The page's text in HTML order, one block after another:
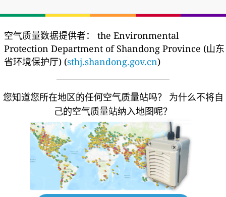
空气质量数据提供者：
the Environmental
Protection Department of Shandong Province (山东
省环境保护厅) (sthj.shandong.gov.cn)
您知道您所在地区的任何空气质量站吗？
为什么不将自
己的空气质量站纳入地图呢？